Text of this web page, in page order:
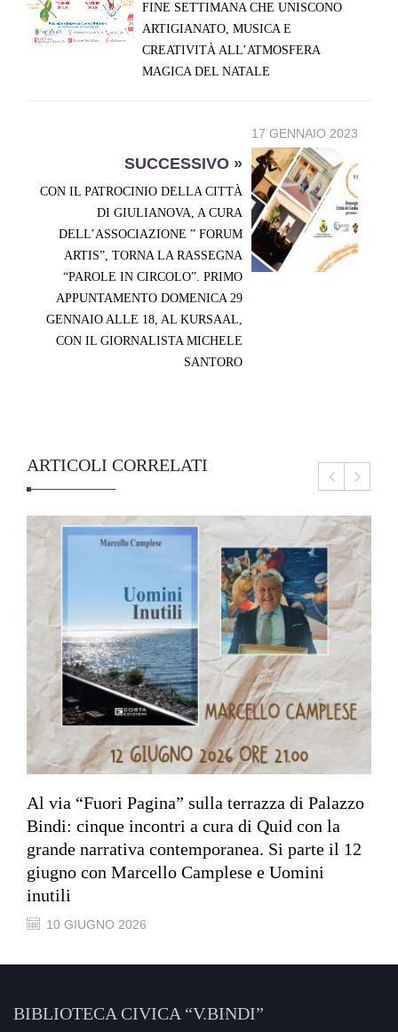
FINE SETTIMANA CHE UNISCONO
ARTIGIANATO, MUSICA E
CREATIVITÀ ALL’ATMOSFERA
MAGICA DEL NATALE
17 GENNAIO 2023
SUCCESSIVO »
CON IL PATROCINIO DELLA CITTÀ
DI GIULIANOVA, A CURA
DELL’ASSOCIAZIONE ” FORUM
ARTIS”, TORNA LA RASSEGNA
“PAROLE IN CIRCOLO”. PRIMO
APPUNTAMENTO DOMENICA 29
GENNAIO ALLE 18, AL KURSAAL,
CON IL GIORNALISTA MICHELE
SANTORO
ARTICOLI CORRELATI
Al via “Fuori Pagina” sulla terrazza di Palazzo
Bindi: cinque incontri a cura di Quid con la
grande narrativa contemporanea. Si parte il 12
giugno con Marcello Camplese e Uomini
inutili
10 GIUGNO 2026
BIBLIOTECA CIVICA “V.BINDI”